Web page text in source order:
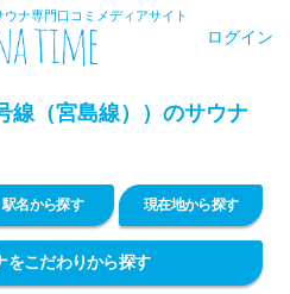
ナ専門口コミメディアサイト
ログイン
線（宮島線））のサウナ
駅名から探す 現在地から探す
をこだわりから探す